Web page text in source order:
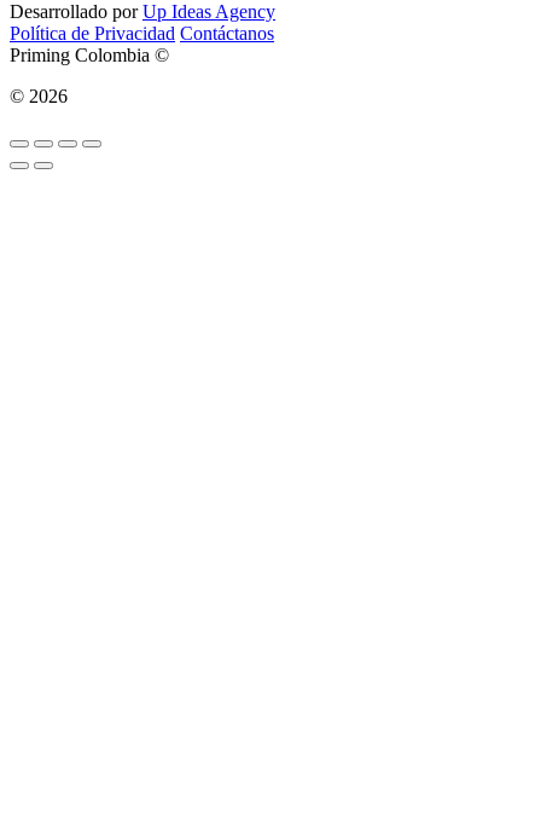
Desarrollado porUp Ideas Agency
Política de Privacidad Contáctanos
Priming Colombia ©
© 2026